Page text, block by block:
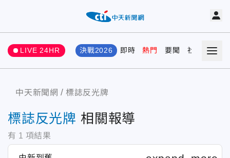
LIVE 24HR 決戰2026 即時 熱門 要聞 社會 娛樂
中天新聞網 標誌反光牌
標誌反光牌 相關報導
有 1 項結果